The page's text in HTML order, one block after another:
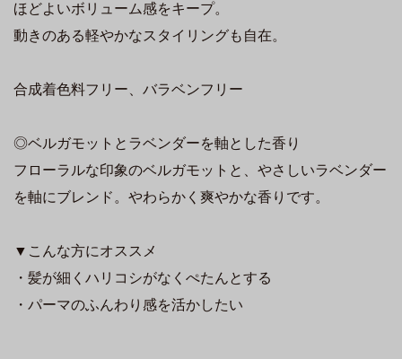
ほどよいボリューム感をキープ。
動きのある軽やかなスタイリングも自在。
合成着色料フリー、バラベンフリー
◎ベルガモットとラベンダーを軸とした香り
フローラルな印象のベルガモットと、やさしいラベンダー
を軸にブレンド。やわらかく爽やかな香りです。
▼こんな方にオススメ
・髪が細くハリコシがなくぺたんとする
・パーマのふんわり感を活かしたい